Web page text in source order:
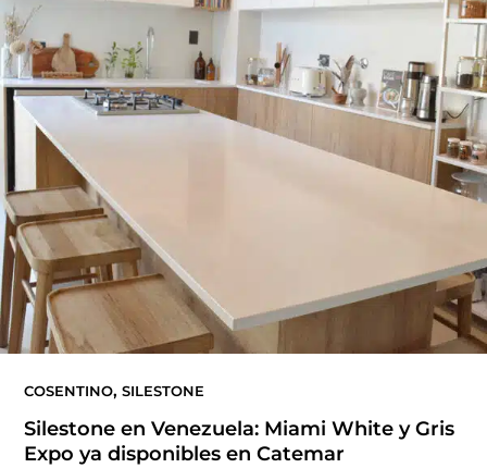
COSENTINO, SILESTONE
Silestone en Venezuela: Miami White y Gris
Expo ya disponibles en Catemar